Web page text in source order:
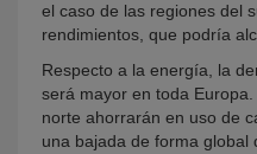
el caso de las regiones del
rendimientos, que podría
Respecto a la energía, la
será mayor en toda
norte ahorrarán en uso de
una bajada de forma global